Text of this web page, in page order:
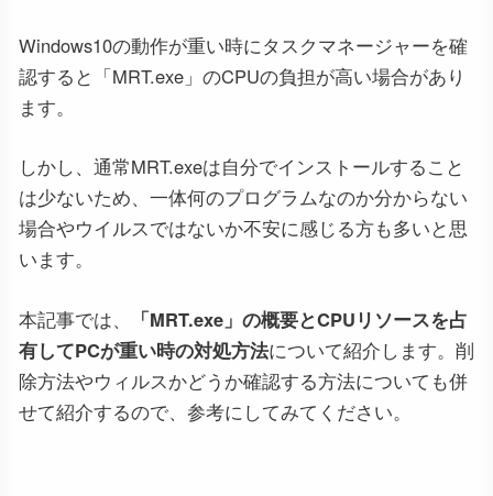
Windows10の動作が重い時にタスクマネージャーを確
認すると「MRT.exe」のCPUの負担が高い場合があり
ます。
しかし、通常MRT.exeは自分でインストールすること
は少ないため、一体何のプログラムなのか分からない
場合やウイルスではないか不安に感じる方も多いと思
います。
本記事では、
「MRT.exe」の概要とCPUリソースを占
有してPCが重い時の対処方法について紹介します。削
除方法やウィルスかどうか確認する方法についても併
せて紹介するので、参考にしてみてください。